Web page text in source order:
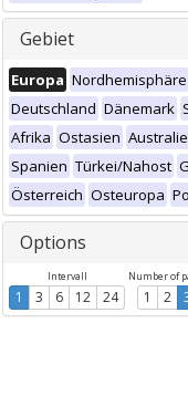
Gebiet
Europa Nordhemisphäre
Deutschland Dänemark
Afrika Ostasien
Spanien Türkei/Nahost
Österreich Osteuropa
Options
Intervall
1 3 6 12 24
Number of
1 2